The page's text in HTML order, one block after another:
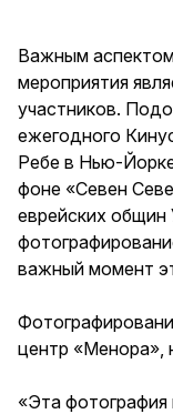
Важным
мероприятия
участников.
ежегодного
Ребе в Нью-
фоне «Севен
еврейских общин
важный момент
центр «Менора»,
«Эта